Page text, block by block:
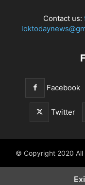
Contact us:
Facebook
Twitter
© Copyright 2020 All